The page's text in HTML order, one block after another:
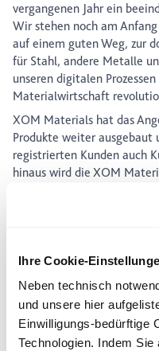
Ihre Cookie-
Neben technisch
und unsere hier
Einwilligungs-bedürftige
Technologien. Indem
vergangenen Jahr ein
Wir stehen noch am
auf einem guten Weg, zur
für Stahl, andere Metalle
unseren digitalen
Materialwirtschaft
XOM Materials hat das
Produkte weiter
registrierten Kunden auch
hinaus wird die XOM
der Erweiterung des
Plattform unterzeichnet.
Mit der
Materials einen wichtigen
Unternehmensgeschichte.
mit dem Ziel gegründet,